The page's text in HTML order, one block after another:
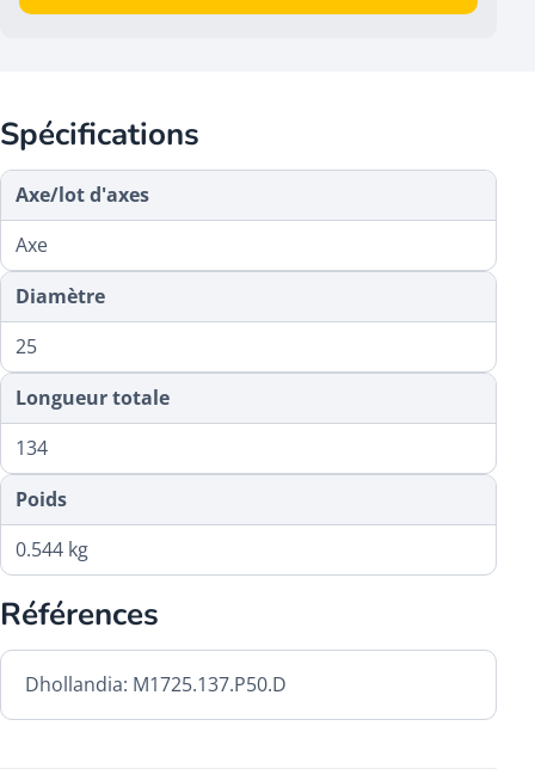
Spécifications
Axe/lot d'axes
Axe
Diamètre
25
Longueur totale
134
Poids
0.544 kg
Références
Dhollandia: M1725.137.P50.D